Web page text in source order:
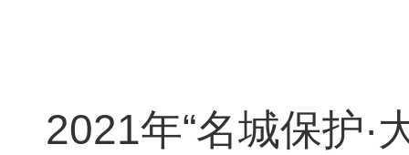
2021年“名城保护·